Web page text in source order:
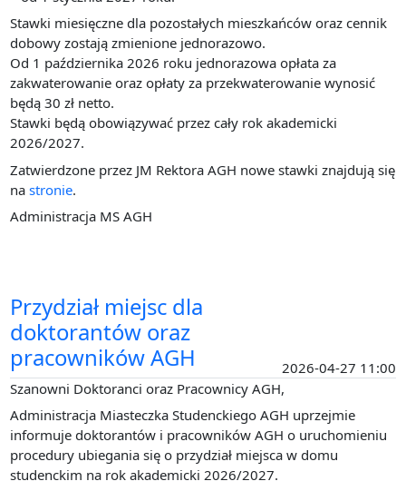
Stawki miesięczne dla pozostałych mieszkańców oraz cennik
dobowy zostają zmienione jednorazowo.
Od 1 października 2026 roku jednorazowa opłata za
zakwaterowanie oraz opłaty za przekwaterowanie wynosić
będą 30 zł netto.
Stawki będą obowiązywać przez cały rok akademicki
2026/2027.
Zatwierdzone przez JM Rektora AGH nowe stawki znajdują się
nastronie.
Administracja MS AGH
Przydział miejsc dla
doktorantów oraz
pracowników AGH
2026-04-27 11:00
Szanowni Doktoranci oraz Pracownicy AGH,
Administracja Miasteczka Studenckiego AGH uprzejmie
informuje doktorantów i pracowników AGH o uruchomieniu
procedury ubiegania się o przydział miejsca w domu
studenckim na rok akademicki 2026/2027.